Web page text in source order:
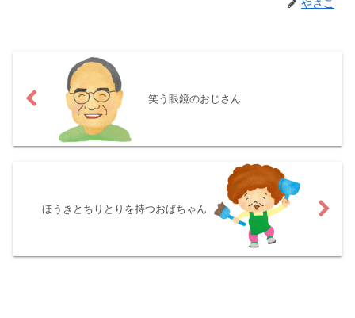
やさこ
笑う眼鏡のおじさん
ほうきとちりとりを持つおばちゃん